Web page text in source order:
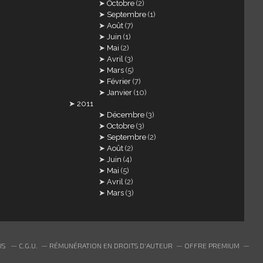
Octobre (2)
Septembre (1)
Août (7)
Juin (1)
Mai (2)
Avril (3)
Mars (5)
Février (7)
Janvier (10)
2011
Décembre (3)
Octobre (3)
Septembre (2)
Août (2)
Juin (4)
Mai (5)
Avril (2)
Mars (3)
C.G.U. RÉMUNÉRATION EN DROITS D'AUTEUR
OFFRE PREMIUM